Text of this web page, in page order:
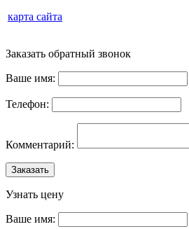
карта сайта
Заказать обратный звонок
Ваше имя:
Телефон:
Комментарий:
Заказать
Узнать цену
Ваше имя: